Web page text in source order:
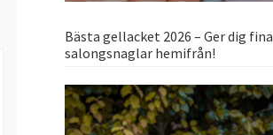
Bästa gellacket 2026 – Ger dig fina
salongsnaglar hemifrån!